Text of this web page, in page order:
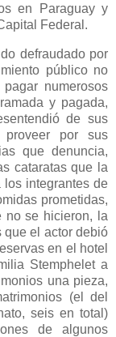
en Paraguay y
Federal.
defraudado por
público no
numerosos
y pagada,
de sus
proveer por sus
que denuncia,
cataratas que la
los integrantes de
prometidas,
no se hicieron, la
que el actor debió
en el hotel
Stemphelet a
una pieza,
(el del
seis en total)
de algunos